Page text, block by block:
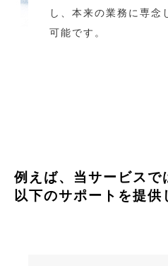
し、本来の業務に専念
可能です。
例えば、当サービスで
以下のサポートを提供